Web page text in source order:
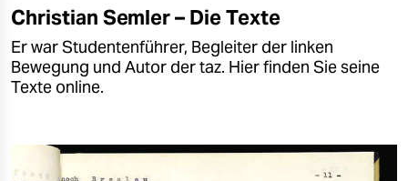
Christian Semler – Die Texte
Er war Studentenführer, Begleiter der linken
Bewegung und Autor der taz. Hier finden Sie seine
Texte online.